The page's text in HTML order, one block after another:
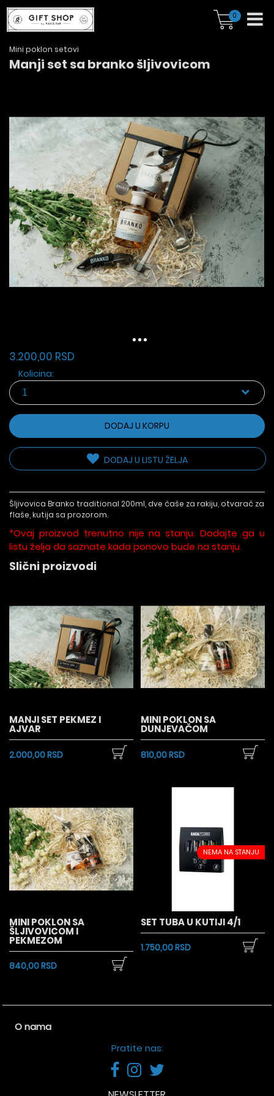
0
Mini poklon setovi
Manji set sa branko šljivovicom
3.200,00 RSD
Kolicina:
DODAJ U KORPU
DODAJ U LISTU ŽELJA
Šljivovica Branko traditional 200ml, dve čaše za rakiju, otvarač za
flaše, kutija sa prozorom.
*Ovaj proizvod trenutno nije na stanju. Dodajte ga u
listu želja da saznate kada ponovo bude na stanju.
Slični proizvodi
MANJI SET PEKMEZ I
AJVAR
2.000,00 RSD
MINI POKLON SA
DUNJEVAČOM
810,00 RSD
MINI POKLON SA
ŠLJIVOVICOM I
PEKMEZOM
840,00 RSD
NEMA NA STANJU
SET TUBA U KUTIJI 4/1
1.750,00 RSD
O nama
Pratite nas: